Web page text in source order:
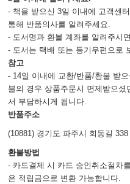
49. Parenteral Nutrition
50. Adrenal & Thyroid Dysfunction
Section XV: Common Drug
51. Analgesia & Sedation
52. Antimicrobial Therapy
53. Vasoactive Drugs
54. Pharmaceutical Drug Overdose
55. Nonpharmaceutical
- 책을 받으신 3일 이내에 고객센
통해 반품의사를 알려주세요.
- 도서명과 환불 계좌를 알려주시
- 도서는 택배 또는 등기우편으로
참고
- 14일 이내에 교환/반품/환불 받
불의 경우 상품주문시 면제받으
서 부담하시게 됩니다.
반품주소
(10881) 경기도 파주시 회동길
환불방법
- 카드결제 시 카드 승인취소절차
은 적립금으로 변환 가능합니다.